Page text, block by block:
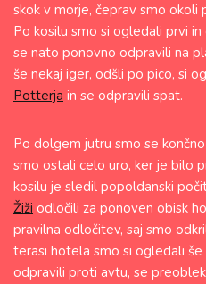
skok v morje, čeprav smo
Po kosilu smo si ogledali prvi
se nato ponovno odpravili na
še nekaj iger, odšli po pico, si
Potterja in se odpravili spat.
Po dolgem jutru smo se
smo ostali celo uro, ker je bilo
kosilu je sledil popoldanski
Žiži odločili za ponoven obisk
pravilna odločitev, saj smo
terasi hotela smo si ogledali še
odpravili proti avtu, se